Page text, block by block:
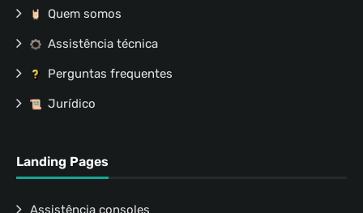
Quem somos
Assistência técnica
Perguntas frequentes
Jurídico
Landing Pages
Assistência consoles